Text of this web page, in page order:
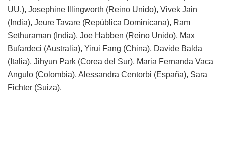
UU.), Josephine Illingworth (Reino Unido), Vivek Jain
(India), Jeure Tavare (República Dominicana), Ram
Sethuraman (India), Joe Habben (Reino Unido), Max
Bufardeci (Australia), Yirui Fang (China), Davide Balda
(Italia), Jihyun Park (Corea del Sur), Maria Fernanda Vaca
Angulo (Colombia), Alessandra Centorbi (España), Sara
Fichter (Suiza).